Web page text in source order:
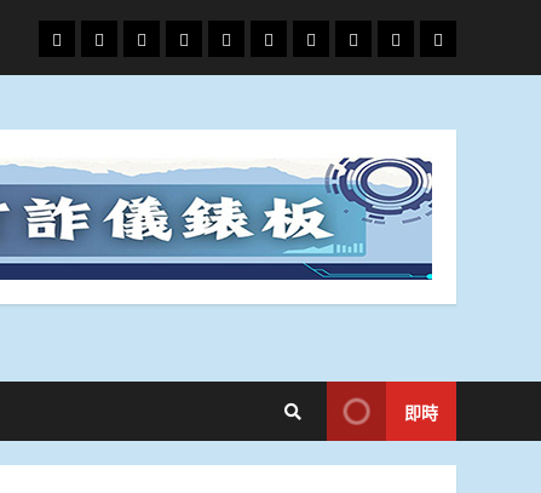
頭
條
財
經
地
方.
文
教.
專
題
娛
樂
政
治
國
際
運
動
生
活
即時